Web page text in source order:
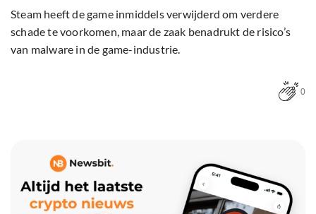
Steam heeft de game inmiddels verwijderd om verdere
schade te voorkomen, maar de zaak benadrukt de risico’s
van malware in de game-industrie.
0